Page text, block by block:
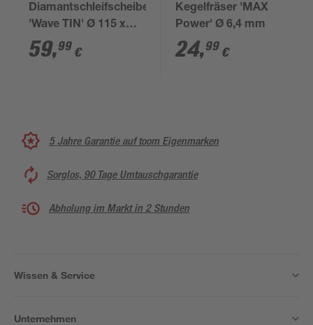
Diamantschleifscheibe
'Wave TIN' Ø 115 x
22,2 mm
59,99 €
Kegelfräser 'MAX
Power' Ø 6,4 mm
24,99 €
5 Jahre Garantie auf toom Eigenmarken
Sorglos, 90 Tage Umtauschgarantie
Abholung im Markt in 2 Stunden
Wissen & Service
Unternehmen